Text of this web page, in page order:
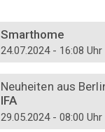
Smarthome
24.07.2024 - 16:08 Uhr
Neuheiten aus
IFA
29.05.2024 - 08:00 Uhr